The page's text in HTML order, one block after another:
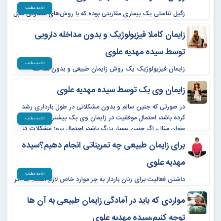
زگیل تناسلی یک بیماری مقاربتی بوده که با روش‌های متفاوتی قابل
وی را مشاهده کرده‌اید، بهتر است ضمن حفظ خونسردی به پزشک
زنان مراجعه کنید.
ادامه مطلب
زایمان کاملا فیزیولوژیک و بدون مداخله دارویی
توسط سیده مهدیه علوی
زایمان فیزیولوژیک یک روش زایمان طبیعی و بدون مداخله
را آماده زایمان می‌کند و در طول روند زایمان، هیچ مداخله دارویی
انجام نمی‌شود
ادامه مطلب
زايمان وی بک توسط سیده مهدیه علوی
در صورتی که جنین سالم و بدون مشکلاتی در طول بارداری رشد
کرده باشد، احتمال موفقیت در زایمان وی بک بیشتر است. به
عنوان مثال، اگر جنین بسیار بزرگ باشد، احتمال بروز مشکلات در
زایمان افزایش می‌یابد.
ادامه مطلب
برای زایمان طبیعی چه تمریناتی انجام دهیم؟سیده
مهدیه علوی
داشتن فعالیت برای زنان باردار به جز موارد خاص لازم است. اما اگر
تر باز شدن دهانه رحم موثر باشند.
ادامه مطلب
مواردی که باید در آمادگی زایمان طبیعی به آن ها
توجه کنیم،سیده مهدیه علوی